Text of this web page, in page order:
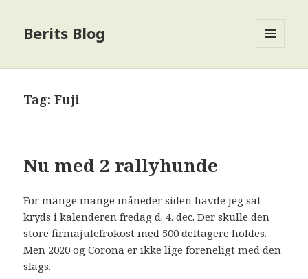
Berits Blog
Tag:Fuji
Nu med 2 rallyhunde
For mange mange måneder siden havde jeg sat
kryds i kalenderen fredag d. 4. dec. Der skulle den
store firmajulefrokost med 500 deltagere holdes.
Men 2020 og Corona er ikke lige foreneligt med den
slags.